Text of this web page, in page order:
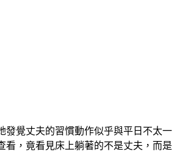
發覺丈夫的習慣動作似乎與平日不太一
看，竟看見床上躺著的不是丈夫，而是